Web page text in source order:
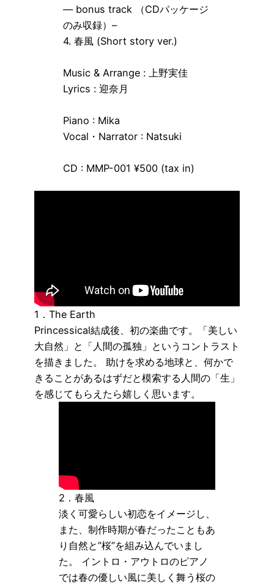
— bonus track （CDパッケージ
のみ収録）–
4. 春風 (Short story ver.)
Music & Arrange : 上野実佳
Lyrics : 迎奈月
Piano : Mika
Vocal・Narrator : Natsuki
CD : MMP-001 ¥500 (tax in)
1．The Earth
Princessical結成後、初の楽曲です。「美しい
大自然」と「人間の孤独」というコントラスト
を描きました。 助けを求める地球と、何かで
きることがあるはずだと模索する人間の「生」
を感じてもらえたら嬉しく思います。
2．春風
淡く可愛らしい初恋をイメージし、
また、制作時期が春だったこともあ
り自然と”桜”を組み込んでいまし
た。 イントロ・アウトロのピアノ
では春の優しい風に美しく舞う桜の